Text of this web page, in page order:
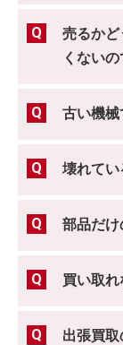
売るかど
くない
古い機械
壊れてい
部品だけ
買い取
出張買取